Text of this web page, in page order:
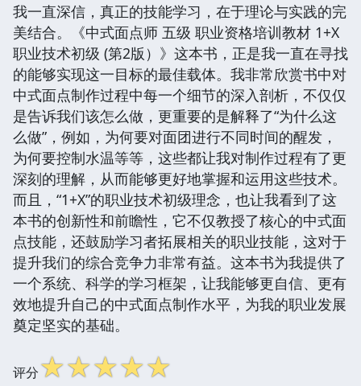
我一直深信，真正的技能学习，在于理论与实践的完
美结合。《中式面点师 五级 职业资格培训教材 1+X
职业技术初级 (第2版）》这本书，正是我一直在寻找
的能够实现这一目标的最佳载体。我非常欣赏书中对
中式面点制作过程中每一个细节的深入剖析，不仅仅
是告诉我们该怎么做，更重要的是解释了“为什么这
么做”，例如，为何要对面团进行不同时间的醒发，
为何要控制水温等等，这些都让我对制作过程有了更
深刻的理解，从而能够更好地掌握和运用这些技术。
而且，“1+X”的职业技术初级理念，也让我看到了这
本书的创新性和前瞻性，它不仅教授了核心的中式面
点技能，还鼓励学习者拓展相关的职业技能，这对于
提升我们的综合竞争力非常有益。这本书为我提供了
一个系统、科学的学习框架，让我能够更自信、更有
效地提升自己的中式面点制作水平，为我的职业发展
奠定坚实的基础。
评分☆☆☆☆☆